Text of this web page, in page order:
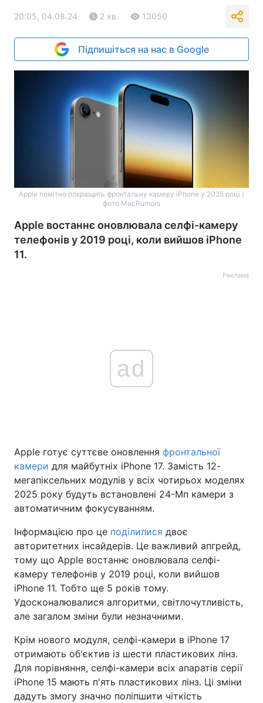
20:05, 04.08.24 2 хв. 13050
Підпишіться на нас в Google
Apple помітно покращить фронтальну камеру iPhone у 2025 році /
фото MacRumors
Apple востаннє оновлювала селфі-камеру
телефонів у 2019 році, коли вийшов iPhone
11.
Реклама
ad
Apple готує суттєве оновлення фронтальної
камери для майбутніх iPhone 17. Замість 12-
мегапіксельних модулів у всіх чотирьох моделях
2025 року будуть встановлені 24-Мп камери з
автоматичним фокусуванням.
Інформацією про це поділилися двоє
авторитетних інсайдерів. Це важливий апгрейд,
тому що Apple востаннє оновлювала селфі-
камеру телефонів у 2019 році, коли вийшов
iPhone 11. Тобто ще 5 років тому.
Удосконалювалися алгоритми, світлочутливість,
але загалом зміни були незначними.
Крім нового модуля, селфі-камери в iPhone 17
отримають об'єктив із шести пластикових лінз.
Для порівняння, селфі-камери всіх апаратів серії
iPhone 15 мають п'ять пластикових лінз. Ці зміни
дадуть змогу значно поліпшити чіткість